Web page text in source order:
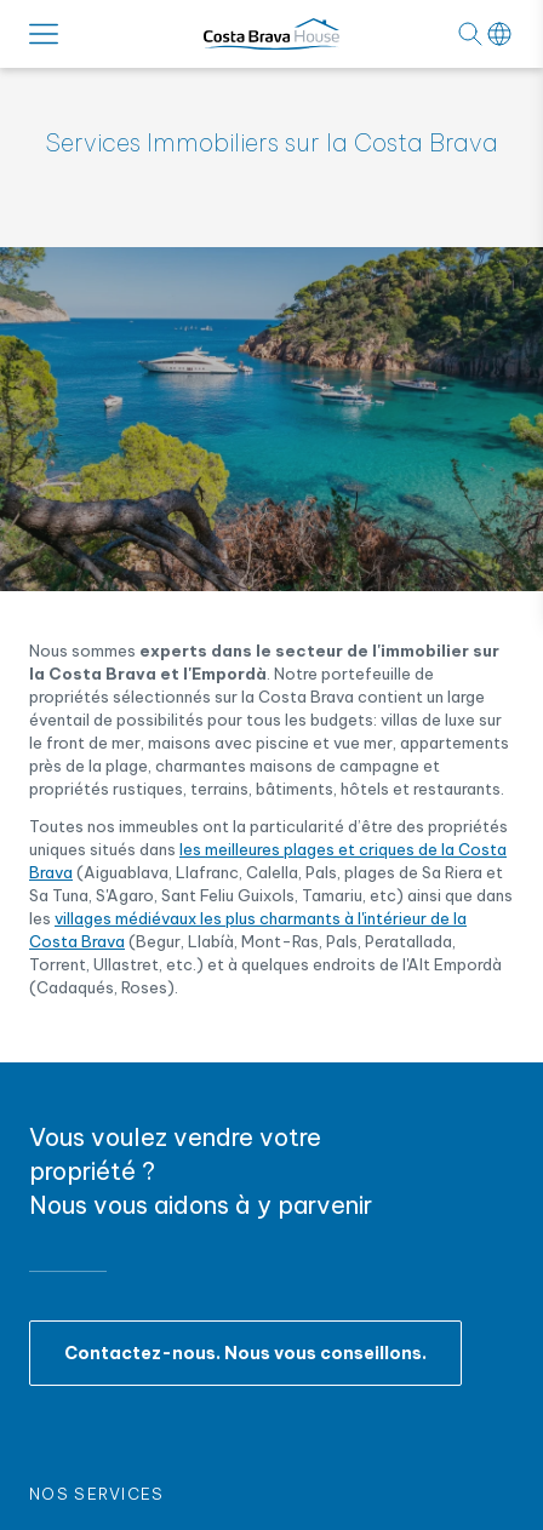
Services Immobiliers sur la Costa Brava
Nous sommes experts dans le secteur de l'immobilier sur
la Costa Brava et l'Empordà . Notre portefeuille de
propriétés sélectionnés sur la Costa Brava contient un large
éventail de possibilités pour tous les budgets: villas de luxe sur
le front de mer, maisons avec piscine et vue mer, appartements
près de la plage, charmantes maisons de campagne et
propriétés rustiques, terrains, bâtiments, hôtels et restaurants.
Toutes nos immeubles ont la particularité d’être des propriétés
uniques situés dans les meilleures plages et criques de la Costa
Brava (Aiguablava, Llafranc, Calella, Pals, plages de Sa Riera et
Sa Tuna, S'Agaro, Sant Feliu Guixols, Tamariu, etc) ainsi que dans
les villages médiévaux les plus charmants à l'intérieur de la
Costa Brava (Begur, Llabíà, Mont-Ras, Pals, Peratallada,
Torrent, Ullastret, etc.) et à quelques endroits de l'Alt Empordà
(Cadaqués, Roses).
Vous voulez vendre votre
propriété ?
Nous vous aidons à y parvenir
Contactez-nous. Nous vous conseillons.
NOS SERVICES